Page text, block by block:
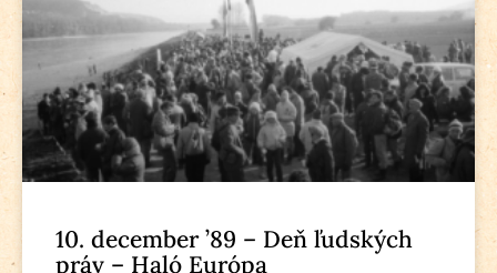
10. december ’89 – Deň ľudských
práv – Haló Európa